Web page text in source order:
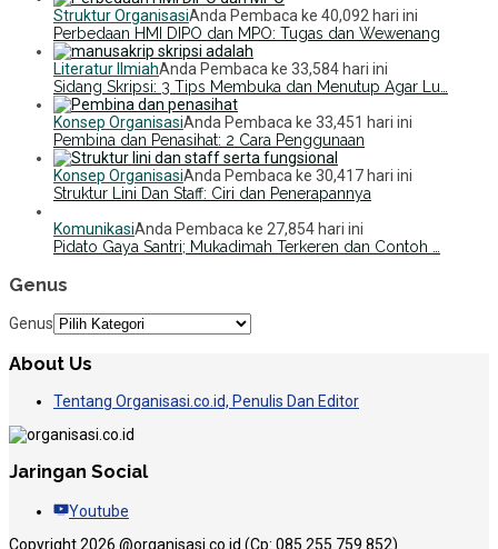
Struktur OrganisasiAnda Pembaca ke 40,092 hari ini
Perbedaan HMI DIPO dan MPO: Tugas dan Wewenang
Literatur IlmiahAnda Pembaca ke 33,584 hari ini
Sidang Skripsi: 3 Tips Membuka dan Menutup Agar Lu…
Konsep OrganisasiAnda Pembaca ke 33,451 hari ini
Pembina dan Penasihat: 2 Cara Penggunaan
Konsep OrganisasiAnda Pembaca ke 30,417 hari ini
Struktur Lini Dan Staff: Ciri dan Penerapannya
KomunikasiAnda Pembaca ke 27,854 hari ini
Pidato Gaya Santri; Mukadimah Terkeren dan Contoh …
Genus
Genus
About Us
Tentang Organisasi.co.id, Penulis Dan Editor
Jaringan Social
Youtube
Copyright 2026 @organisasi.co.id (Cp: 085 255 759 852)